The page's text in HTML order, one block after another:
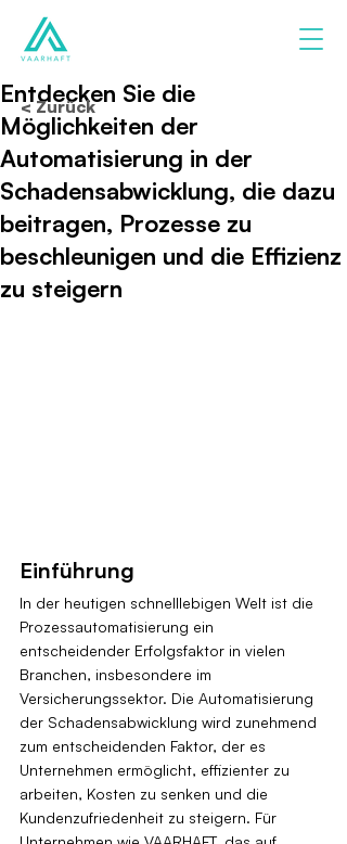
Entdecken Sie die
Möglichkeiten der
Automatisierung in der
Schadensabwicklung, die dazu
beitragen, Prozesse zu
beschleunigen und die Effizienz
zu steigern
Einführung
In der heutigen schnelllebigen Welt ist die
Prozessautomatisierung ein
entscheidender Erfolgsfaktor in vielen
Branchen, insbesondere im
Versicherungssektor. Die Automatisierung
der Schadensabwicklung wird zunehmend
zum entscheidenden Faktor, der es
Unternehmen ermöglicht, effizienter zu
arbeiten, Kosten zu senken und die
Kundenzufriedenheit zu steigern. Für
< Zurück